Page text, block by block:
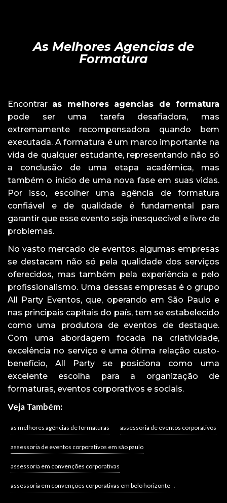
As Melhores Agencias de
Formatura
Encontrar as melhores agencias de formatura
pode ser uma tarefa desafiadora, mas
extremamente recompensadora quando bem
executada. A formatura é um marco importante na
vida de qualquer estudante, representando não só
a conclusão de uma etapa acadêmica, mas
também o início de uma nova fase em suas vidas.
Por isso, escolher uma agência de formatura
confiável e de qualidade é fundamental para
garantir que esse evento seja inesquecível e livre de
problemas.
No vasto mercado de eventos, algumas empresas
se destacam não só pela qualidade dos serviços
oferecidos, mas também pela experiência e pelo
profissionalismo. Uma dessas empresas é o grupo
All Party Eventos, que, operando em São Paulo e
nas principais capitais do país, tem se estabelecido
como uma produtora de eventos de destaque.
Com uma abordagem focada na criatividade,
excelência no serviço e uma ótima relação custo-
benefício, All Party se posiciona como uma
excelente escolha para a organização de
formaturas, eventos corporativos e sociais.
Veja Também:
as melhores agências de formaturas assessoria de eventos corporativos
assessoria de eventos corporativos em são paulo
assessoria em convenções corporativas
assessoria em convenções corporativas em belo horizonte .